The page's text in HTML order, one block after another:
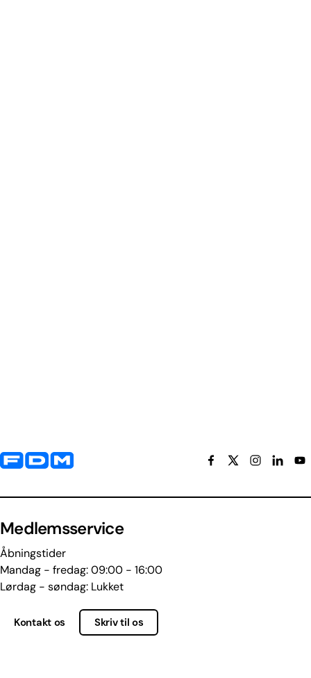
Yderligere information og kontaktoplysninger
Medlemsservice
Åbningstider
Mandag - fredag: 09:00 - 16:00
Lørdag - søndag: Lukket
Kontakt os Skriv til os